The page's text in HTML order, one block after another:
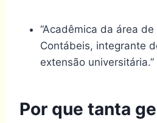
“Acadêmica da área de
Contábeis, integrante
extensão universitária.”
Por que tanta